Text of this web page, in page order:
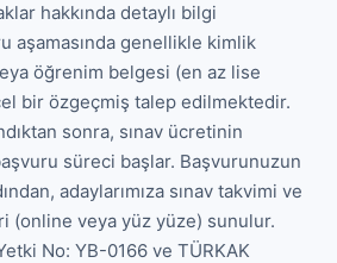
hakkında detaylı bilgi
aşamasında genellikle kimlik
öğrenim belgesi (en az lise
bir özgeçmiş talep edilmektedir.
sonra, sınav ücretinin
süreci başlar. Başvurunuzun
adaylarımıza sınav takvimi ve
(online veya yüz yüze) sunulur.
No: YB-0166 ve TÜRKAK